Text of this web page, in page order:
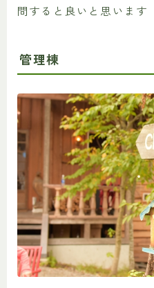
問すると良いと思います
管理棟